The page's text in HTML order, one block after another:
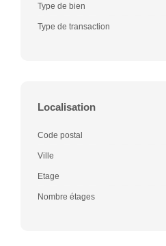
Type de bien
Type de transaction
Localisation
Code postal
Ville
Etage
Nombre étages